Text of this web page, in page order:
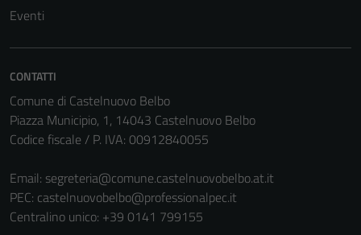
Eventi
CONTATTI
Comune di Castelnuovo Belbo
Piazza Municipio, 1, 14043 Castelnuovo Belbo
Codice fiscale / P. IVA: 00912840055
Email: segreteria@comune.castelnuovobelbo.at.it
PEC: castelnuovobelbo@professionalpec.it
Centralino unico: +39 0141 799155